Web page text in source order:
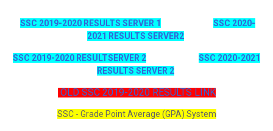
SSC 2019-2020 RESULTS SERVER 1
SSC 2020-
2021 RESULTS SERVER2
SSC 2019-2020 RESULTSERVER 2
SSC 2020-2021
RESULTS SERVER 2
OLD SSC 2019-2020 RESULTS LINK
SSC - Grade Point Average (GPA) System